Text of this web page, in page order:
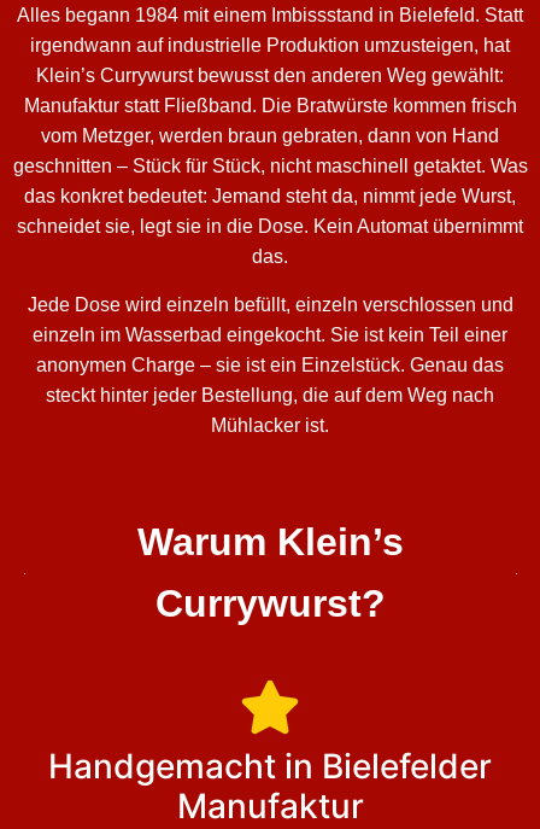
Alles begann 1984 mit einem Imbissstand in Bielefeld. Statt
irgendwann auf industrielle Produktion umzusteigen, hat
Klein’s Currywurst bewusst den anderen Weg gewählt:
Manufaktur statt Fließband. Die Bratwürste kommen frisch
vom Metzger, werden braun gebraten, dann von Hand
geschnitten – Stück für Stück, nicht maschinell getaktet. Was
das konkret bedeutet: Jemand steht da, nimmt jede Wurst,
schneidet sie, legt sie in die Dose. Kein Automat übernimmt
das.
Jede Dose wird einzeln befüllt, einzeln verschlossen und
einzeln im Wasserbad eingekocht. Sie ist kein Teil einer
anonymen Charge – sie ist ein Einzelstück. Genau das
steckt hinter jeder Bestellung, die auf dem Weg nach
Mühlacker ist.
Warum Klein’s
Currywurst?
Handgemacht in Bielefelder
Manufaktur